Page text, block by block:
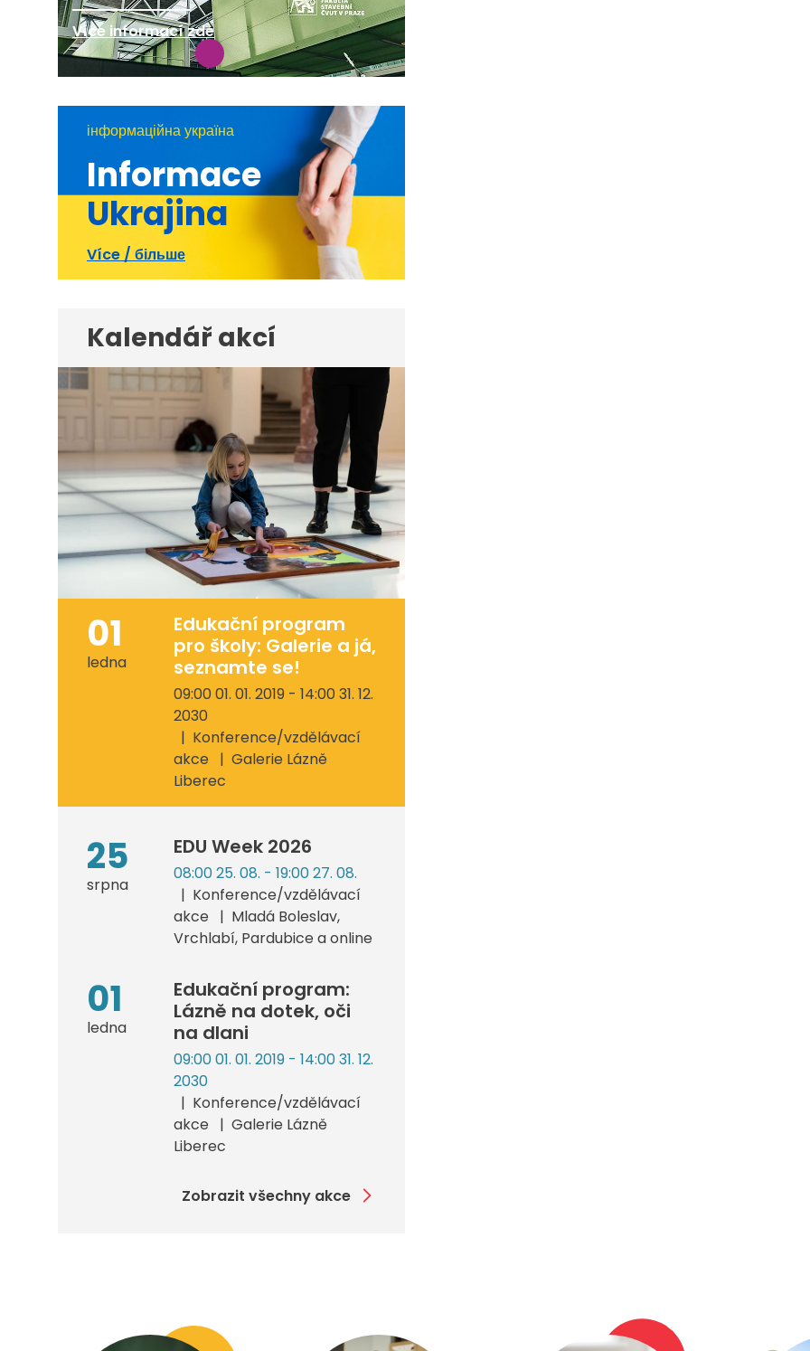
Více informací zde
інформаційна україна
Informace
Ukrajina
Více / більше
Kalendář akcí
01
ledna
Edukační program
pro školy: Galerie a já,
seznamte se!
09:00 01. 01. 2019 - 14:00 31. 12.
2030
Konference/vzdělávací
akce
Galerie Lázně
Liberec
25
srpna
EDU Week 2026
08:00 25. 08. - 19:00 27. 08.
Konference/vzdělávací
akce
Mladá Boleslav,
Vrchlabí, Pardubice a online
01
ledna
Edukační program:
Lázně na dotek, oči
na dlani
09:00 01. 01. 2019 - 14:00 31. 12.
2030
Konference/vzdělávací
akce
Galerie Lázně
Liberec
Zobrazit všechny akce